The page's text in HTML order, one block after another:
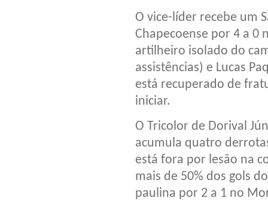
O vice-líder recebe um
Chapecoense por 4 a 0
artilheiro isolado do
assistências) e Lucas
está recuperado de
iniciar.
O Tricolor de Dorival
acumula quatro
está fora por lesão na
mais de 50% dos gols
paulina por 2 a 1 no